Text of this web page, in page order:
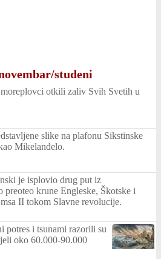
studeni
otkili zaliv Svih Svetih u
slike na plafonu Sikstinske
Mikelanđelo.
je isplovio drug put iz
preoteo krune Engleske, Škotske i
II tokom Slavne revolucije.
potres i tsunami razorili su
oko 60.000-90.000